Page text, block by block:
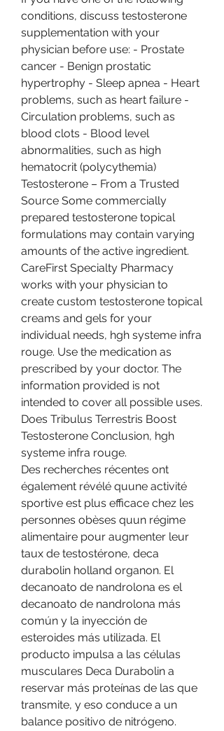
conditions, discuss testosterone
supplementation with your
physician before use: - Prostate
cancer - Benign prostatic
hypertrophy - Sleep apnea - Heart
problems, such as heart failure -
Circulation problems, such as
blood clots - Blood level
abnormalities, such as high
hematocrit (polycythemia)
Testosterone – From a Trusted
Source Some commercially
prepared testosterone topical
formulations may contain varying
amounts of the active ingredient.
CareFirst Specialty Pharmacy
works with your physician to
create custom testosterone topical
creams and gels for your
individual needs, hgh systeme infra
rouge. Use the medication as
prescribed by your doctor. The
information provided is not
intended to cover all possible uses.
Does Tribulus Terrestris Boost
Testosterone Conclusion, hgh
systeme infra rouge.
Des recherches récentes ont
également révélé quune activité
sportive est plus efficace chez les
personnes obèses quun régime
alimentaire pour augmenter leur
taux de testostérone, deca
durabolin holland organon. El
decanoato de nandrolona es el
decanoato de nandrolona más
común y la inyección de
esteroides más utilizada. El
producto impulsa a las células
musculares Deca Durabolin a
reservar más proteínas de las que
transmite, y eso conduce a un
balance positivo de nitrógeno.